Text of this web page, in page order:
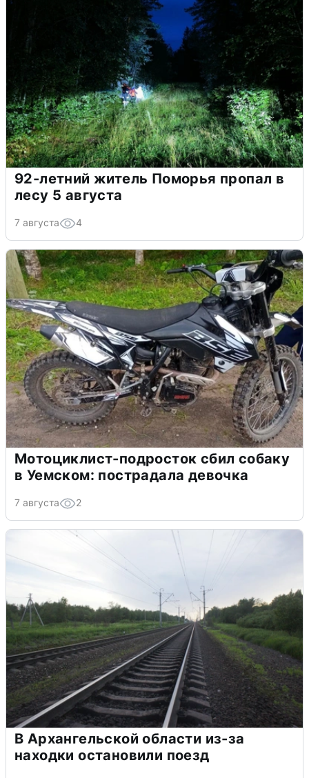
92-летний житель Поморья пропал в
лесу 5 августа
7 августа 4
Мотоциклист-подросток сбил собаку
в Уемском: пострадала девочка
7 августа 2
В Архангельской области из-за
находки остановили поезд